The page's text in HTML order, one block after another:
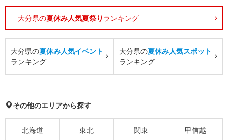
大分県の夏休み人気夏祭り ランキング
大分県の夏休み人気イベント
ランキング
大分県の夏休み人気スポット
ランキング
その他のエリアから探す
北海道 東北 関東 甲信越